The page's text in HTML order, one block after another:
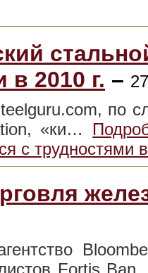
в 2010 г. –
по
«ки…
с трудностями